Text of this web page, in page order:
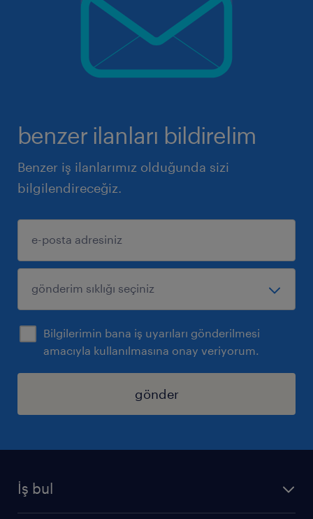
benzer ilanları bildirelim
Benzer iş ilanlarımız olduğunda sizi
bilgilendireceğiz.
Bilgilerimin bana iş uyarıları gönderilmesi
amacıyla kullanılmasına onay veriyorum.
gönder
İş bul